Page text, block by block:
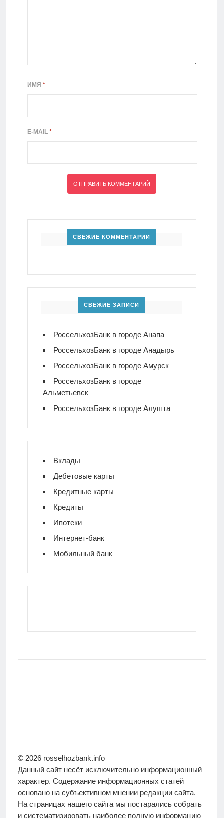
ИМЯ *
E-MAIL *
СВЕЖИЕ КОММЕНТАРИИ
СВЕЖИЕ ЗАПИСИ
РоссельхозБанк в городе Анапа
РоссельхозБанк в городе Анадырь
РоссельхозБанк в городе Амурск
РоссельхозБанк в городе
Альметьевск
РоссельхозБанк в городе Алушта
Вклады
Дебетовые карты
Кредитные карты
Кредиты
Ипотеки
Интернет-банк
Мобильный банк
© 2026 rosselhozbank.info
Данный сайт несёт исключительно информационный
характер. Содержание информационных статей
основано на субъективном мнении редакции сайта.
На страницах нашего сайта мы постарались собрать
и систематизировать наиболее полную информацию